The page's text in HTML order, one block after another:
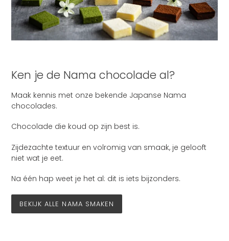
Ken je de Nama chocolade al?
Maak kennis met onze bekende Japanse Nama
chocolades.
Chocolade die koud op zijn best is.
Zijdezachte textuur en volromig van smaak, je gelooft
niet wat je eet.
Na één hap weet je het al: dit is iets bijzonders.
BEKIJK ALLE NAMA SMAKEN